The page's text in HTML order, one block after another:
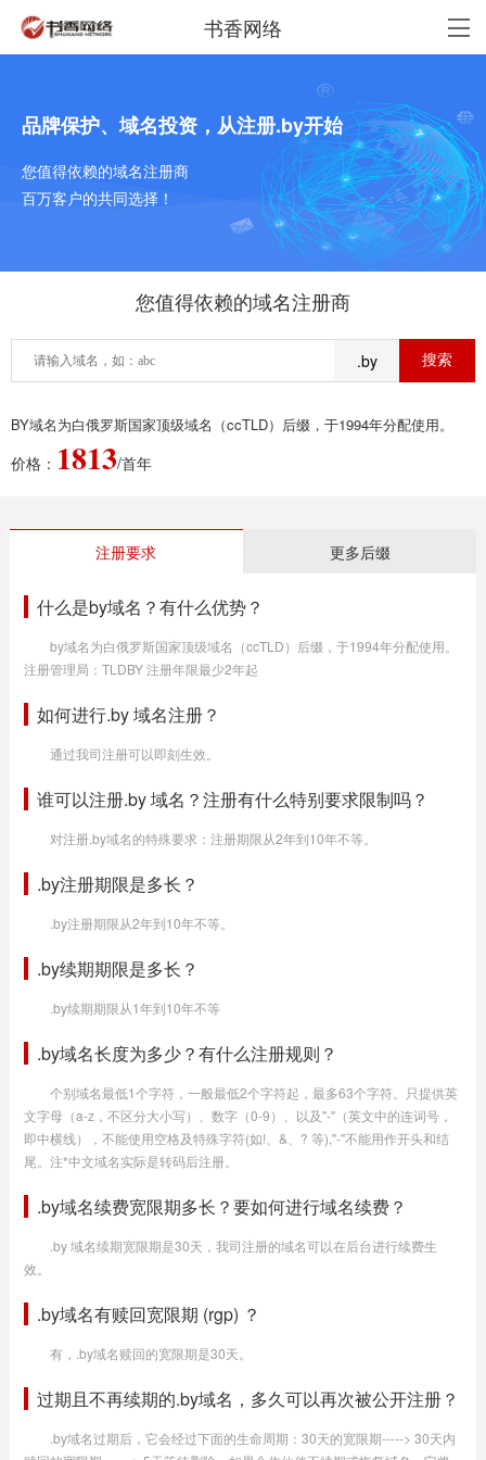
书香网络
品牌保护、域名投资，从注册.by开始
您值得依赖的域名注册商
百万客户的共同选择！
您值得依赖的域名注册商
.by
BY域名为白俄罗斯国家顶级域名（ccTLD）后缀，于1994年分配使用。
价格： 1813/首年
注册要求 更多后缀
什么是by域名？有什么优势？
by域名为白俄罗斯国家顶级域名（ccTLD）后缀，于1994年分配使用。
注册管理局：TLDBY 注册年限最少2年起
如何进行.by 域名注册？
通过我司注册可以即刻生效。
谁可以注册.by 域名？注册有什么特别要求限制吗？
对注册.by域名的特殊要求：注册期限从2年到10年不等。
.by注册期限是多长？
.by注册期限从2年到10年不等。
.by续期期限是多长？
.by续期期限从1年到10年不等
.by域名长度为多少？有什么注册规则？
个别域名最低1个字符，一般最低2个字符起，最多63个字符。只提供英
文字母（a-z，不区分大小写）、数字（0-9）、以及"-"（英文中的连词号，
即中横线），不能使用空格及特殊字符(如!、&、? 等),"-"不能用作开头和结
尾。注*中文域名实际是转码后注册。
.by域名续费宽限期多长？要如何进行域名续费？
.by 域名续期宽限期是30天，我司注册的域名可以在后台进行续费生
效。
.by域名有赎回宽限期 (rgp) ？
有，.by域名赎回的宽限期是30天。
过期且不再续期的.by域名，多久可以再次被公开注册？
.by域名过期后，它会经过下面的生命周期：30天的宽限期-----> 30天内